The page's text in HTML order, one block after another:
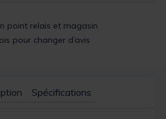
point relais et magasin
pour changer d’avis
Spécifications